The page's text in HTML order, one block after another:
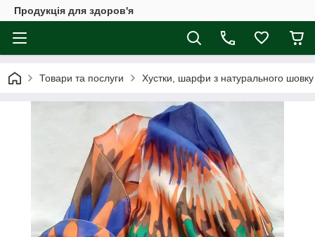
Продукція для здоров'я
Товари та послуги Хустки, шарфи з натурального